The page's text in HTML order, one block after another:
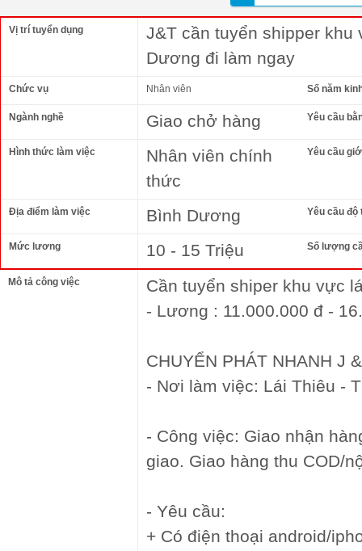
Vị trí tuyển dụng
J&T cần tuyển shipper khu
Dương đi làm ngay
Chức vụ Nhân viên Số năm
Ngành nghề Giao chở hàng Yêu cầu
Hình thức làm việc
Nhân viên chính
thức
Yêu cầu
Địa điểm làm việc Bình Dương Yêu cầu độ
Mức lương 10 - 15 Triệu Số lượng
Mô tả công việc
Cần tuyển shiper khu vực
- Lương : 11.000.000 đ -
CHUYỂN PHÁT NHANH J
- Nơi làm việc: Lái Thiêu -
- Công việc: Giao nhận
giao. Giao hàng thu COD/
- Yêu cầu:
+ Có điện thoại android/